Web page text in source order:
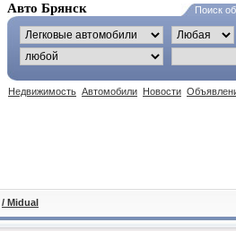
Авто Брянск Поиск
Недвижимость Автомобили Новости
/ Midual